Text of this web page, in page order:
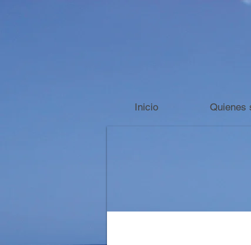
Inicio Quienes